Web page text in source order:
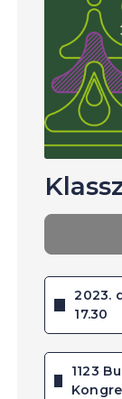
2023.
17.30
1123